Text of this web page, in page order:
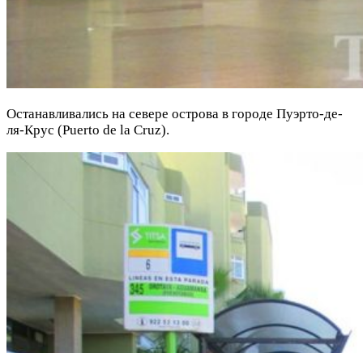
Останавливались на севере острова в городе Пуэрто-де-
ля-Крус (Puerto de la Cruz).